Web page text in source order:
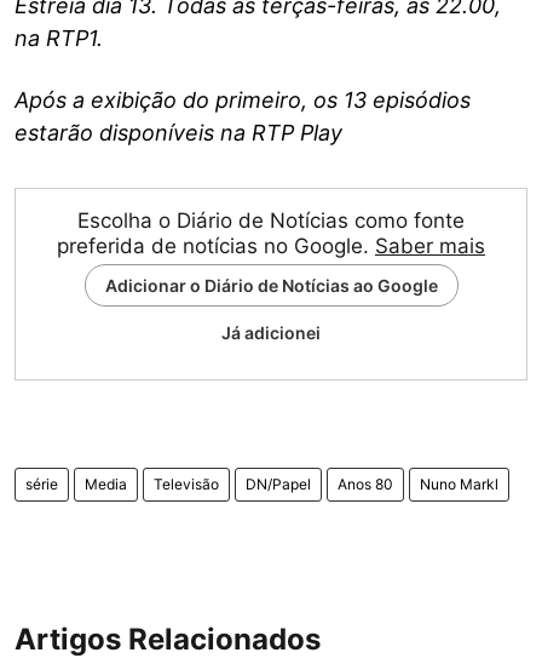
Estreia dia 13. Todas as terças-feiras, às 22.00,
na RTP1.
Após a exibição do primeiro, os 13 episódios
estarão disponíveis na RTP Play
Escolha o Diário de Notícias como fonte
preferida de notícias no Google. Saber mais
Adicionar o Diário de Notícias ao Google
Já adicionei
série Media Televisão DN/Papel Anos 80 Nuno Markl
Artigos Relacionados